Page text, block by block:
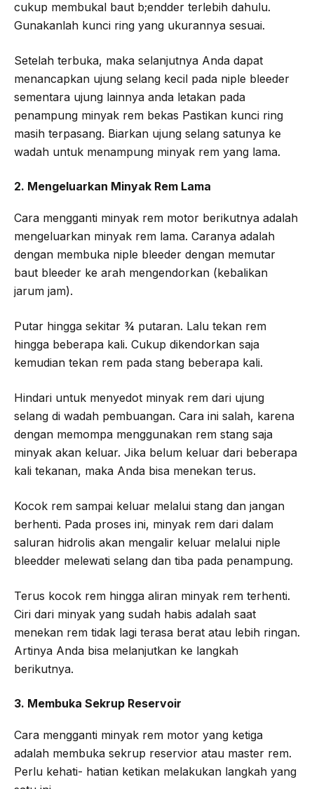
cukup membukal baut b;endder terlebih dahulu.
Gunakanlah kunci ring yang ukurannya sesuai.
Setelah terbuka, maka selanjutnya Anda dapat
menancapkan ujung selang kecil pada niple bleeder
sementara ujung lainnya anda letakan pada
penampung minyak rem bekas Pastikan kunci ring
masih terpasang. Biarkan ujung selang satunya ke
wadah untuk menampung minyak rem yang lama.
2. Mengeluarkan Minyak Rem Lama
Cara mengganti minyak rem motor berikutnya adalah
mengeluarkan minyak rem lama. Caranya adalah
dengan membuka niple bleeder dengan memutar
baut bleeder ke arah mengendorkan (kebalikan
jarum jam).
Putar hingga sekitar ¾ putaran. Lalu tekan rem
hingga beberapa kali. Cukup dikendorkan saja
kemudian tekan rem pada stang beberapa kali.
Hindari untuk menyedot minyak rem dari ujung
selang di wadah pembuangan. Cara ini salah, karena
dengan memompa menggunakan rem stang saja
minyak akan keluar. Jika belum keluar dari beberapa
kali tekanan, maka Anda bisa menekan terus.
Kocok rem sampai keluar melalui stang dan jangan
berhenti. Pada proses ini, minyak rem dari dalam
saluran hidrolis akan mengalir keluar melalui niple
bleedder melewati selang dan tiba pada penampung.
Terus kocok rem hingga aliran minyak rem terhenti.
Ciri dari minyak yang sudah habis adalah saat
menekan rem tidak lagi terasa berat atau lebih ringan.
Artinya Anda bisa melanjutkan ke langkah
berikutnya.
3. Membuka Sekrup Reservoir
Cara mengganti minyak rem motor yang ketiga
adalah membuka sekrup reservior atau master rem.
Perlu kehati- hatian ketikan melakukan langkah yang